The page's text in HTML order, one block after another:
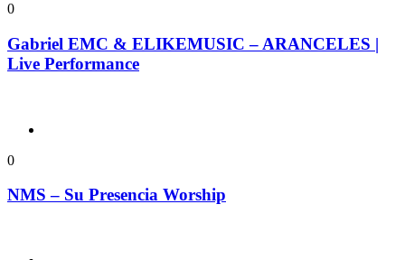
0
Gabriel EMC & ELIKEMUSIC – ARANCELES |
Live Performance
0
NMS – Su Presencia Worship